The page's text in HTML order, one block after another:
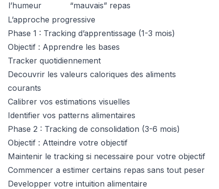
l’humeur
“mauvais” repas
L’approche progressive
Phase 1 : Tracking d’apprentissage (1-3 mois)
Objectif : Apprendre les bases
Tracker quotidiennement
Decouvrir les valeurs caloriques des aliments
courants
Calibrer vos estimations visuelles
Identifier vos patterns alimentaires
Phase 2 : Tracking de consolidation (3-6 mois)
Objectif : Atteindre votre objectif
Maintenir le tracking si necessaire pour votre objectif
Commencer a estimer certains repas sans tout peser
Developper votre intuition alimentaire